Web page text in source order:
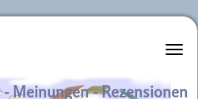
Meinungen - Rezensionen